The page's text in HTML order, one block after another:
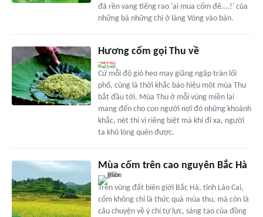
đã rền vang tiếng rao 'ai mua cốm đê….!' của
những bà những chị ở làng Vòng vào bán.
Hương cốm gọi Thu về
Cứ mỗi độ gió heo may giăng ngập tràn lối
phố, cũng là thời khắc báo hiệu một mùa Thu
bắt đầu tới. Mùa Thu ở mỗi vùng miền lại
mang đến cho con người nơi đó những khoảnh
khắc, nét thi vị riêng biệt mà khi đi xa, người
ta khó lòng quên được.
Mùa cốm trên cao nguyên Bắc Hà
Trên vùng đất biên giới Bắc Hà, tỉnh Lào Cai,
cốm không chỉ là thức quà mùa thu, mà còn là
câu chuyện về ý chí tự lực, sáng tạo của đồng